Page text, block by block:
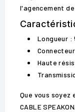
l'agencement
Longueur :
Haute
Que vous soyez
CABLE